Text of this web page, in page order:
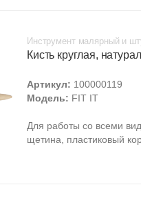
Инструмент малярный и
Кисть круглая,
Артикул: 100000119
Модель: FIT IT
Для работы со всеми
щетина, пластиковый